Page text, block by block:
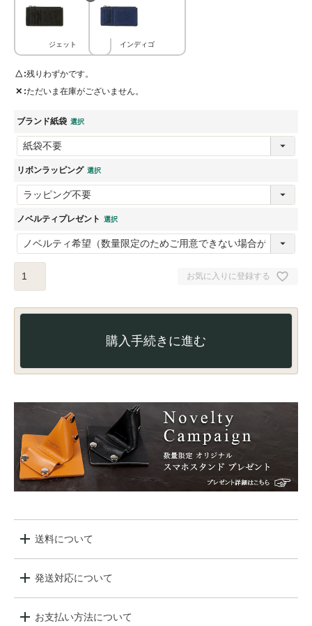
ジェット インディゴ
△ 残りわずかです。
✕ ただいま在庫がございません。
ブランド紙袋
リボンラッピング
ノベルティプレゼント
お気に入りに登録する
購入手続きに進む
送料について
発送対応について
お支払い方法について